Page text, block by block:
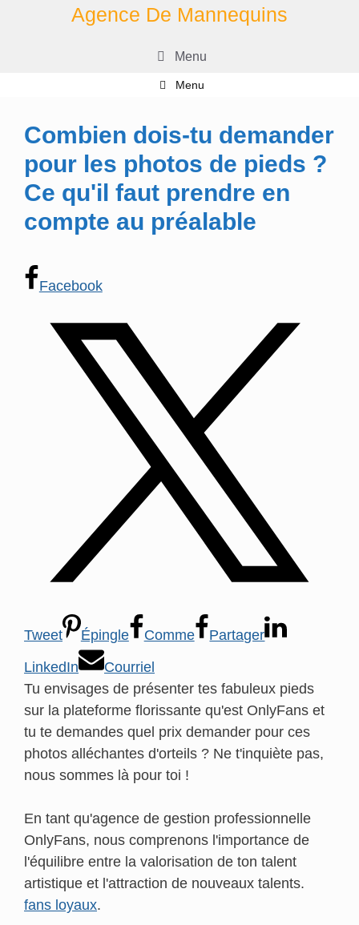
Agence De Mannequins
Menu
Menu
Combien dois-tu demander
pour les photos de pieds ?
Ce qu'il faut prendre en
compte au préalable
Facebook
Tweet Épingle Comme
Partager
LinkedIn
Courriel
Tu envisages de présenter tes fabuleux pieds
sur la plateforme florissante qu'est OnlyFans et
tu te demandes quel prix demander pour ces
photos alléchantes d'orteils ? Ne t'inquiète pas,
nous sommes là pour toi !
En tant qu'agence de gestion professionnelle
OnlyFans, nous comprenons l'importance de
l'équilibre entre la valorisation de ton talent
artistique et l'attraction de nouveaux talents.
fans loyaux.